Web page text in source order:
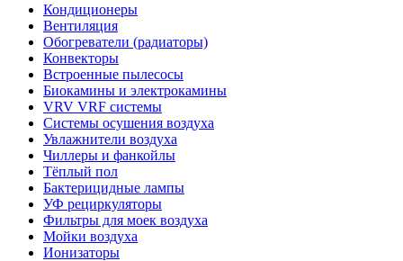
Кондиционеры
Вентиляция
Обогреватели (радиаторы)
Конвекторы
Встроенные пылесосы
Биокамины и электрокамины
VRV VRF системы
Системы осушения воздуха
Увлажнители воздуха
Чиллеры и фанкойлы
Тёплый пол
Бактерицидные лампы
УФ рециркуляторы
Фильтры для моек воздуха
Мойки воздуха
Ионизаторы